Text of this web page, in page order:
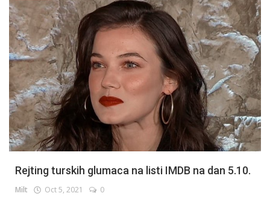
Rejting turskih glumaca na listi IMDB na dan 5.10.
Milt Oct 5, 2021 0